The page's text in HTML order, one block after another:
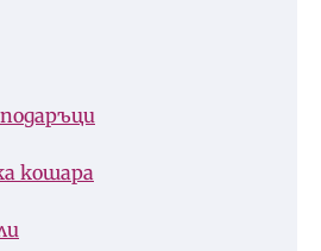
кошара